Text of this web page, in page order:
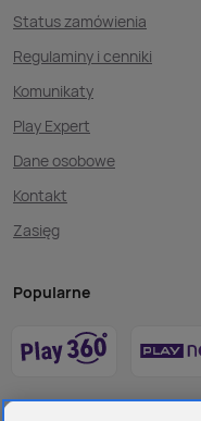
Status zamówienia
Regulaminy i cenniki
Komunikaty
Play Expert
Dane osobowe
Kontakt
Zasięg
Popularne